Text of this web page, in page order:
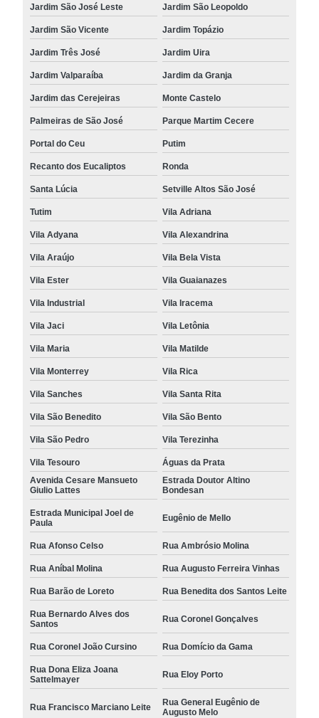
Jardim São José Leste Jardim São Leopoldo
Jardim São Vicente Jardim Topázio
Jardim Três José Jardim Uira
Jardim Valparaíba Jardim da Granja
Jardim das Cerejeiras Monte Castelo
Palmeiras de São José Parque Martim Cecere
Portal do Ceu Putim
Recanto dos Eucaliptos Ronda
Santa Lúcia Setville Altos São José
Tutim Vila Adriana
Vila Adyana Vila Alexandrina
Vila Araújo Vila Bela Vista
Vila Ester Vila Guaianazes
Vila Industrial Vila Iracema
Vila Jaci Vila Letônia
Vila Maria Vila Matilde
Vila Monterrey Vila Rica
Vila Sanches Vila Santa Rita
Vila São Benedito Vila São Bento
Vila São Pedro Vila Terezinha
Vila Tesouro
Águas da Prata
Avenida Cesare Mansueto
Giulio Lattes
Estrada Doutor Altino
Bondesan
Estrada Municipal Joel de
Paula
Eugênio de Mello
Rua Afonso Celso Rua Ambrósio Molina
Rua Aníbal Molina Rua Augusto Ferreira Vinhas
Rua Barão de Loreto Rua Benedita dos Santos Leite
Rua Bernardo Alves dos
Santos
Rua Coronel Gonçalves
Rua Coronel João Cursino Rua Domício da Gama
Rua Dona Eliza Joana
Sattelmayer
Rua Eloy Porto
Rua Francisco Marciano Leite
Rua General Eugênio de
Augusto Melo